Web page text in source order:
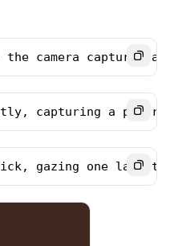
camera captures
capturing a
gazing one last